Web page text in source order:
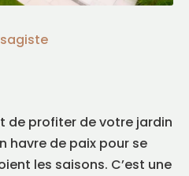
de profiter de votre jardin
havre de paix pour se
les saisons. C’est une